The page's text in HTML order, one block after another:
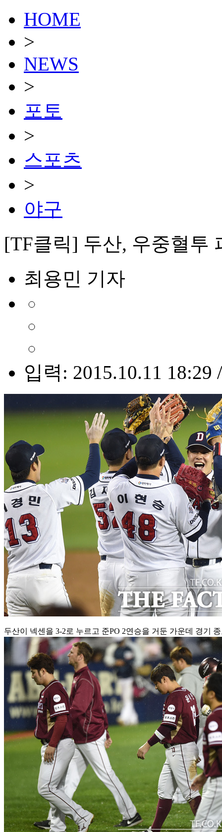
HOME
>
NEWS
>
포토
>
스포츠
>
야구
[TF클릭] 두산, 우중혈투
최용민 기자
입력: 2015.10.11 18:29
두산이 넥센을 3-2로 누르고 준PO 2연승을 거둔 가운데 경기